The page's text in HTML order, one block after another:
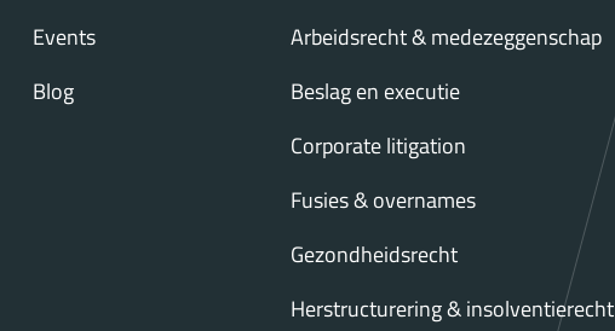
Events
Blog
Arbeidsrecht & medezeggenschap
Beslag en executie
Corporate litigation
Fusies & overnames
Gezondheidsrecht
Herstructurering & insolventierecht